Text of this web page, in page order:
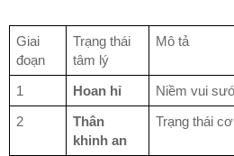
Giai
đoạn
Trạng thái
tâm lý
Mô tả
1 Hoan hỉ Niềm vui
2
Thân
khinh an
Trạng thái